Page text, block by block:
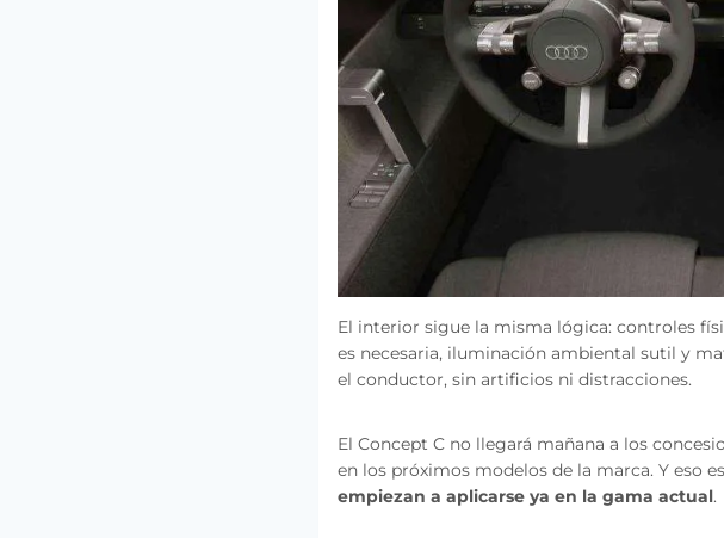
El interior sigue la misma lógica: controles
es necesaria, iluminación ambiental sutil y
el conductor, sin artificios ni distracciones.
El Concept C no llegará mañana a los
en los próximos modelos de la marca. Y eso
empiezan a aplicarse ya en la gama actual.